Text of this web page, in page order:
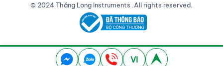
© 2024 Thăng Long Instruments .All rights reserved.
VI